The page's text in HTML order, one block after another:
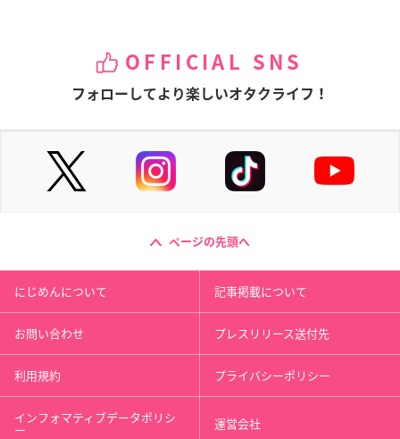
OFFICIAL SNS
フォローしてより楽しいオタクライフ！
ページの先頭へ
にじめんについて 記事掲載について
お問い合わせ プレスリリース送付先
利用規約 プライバシーポリシー
インフォマティブデータポリシ
ー 運営会社